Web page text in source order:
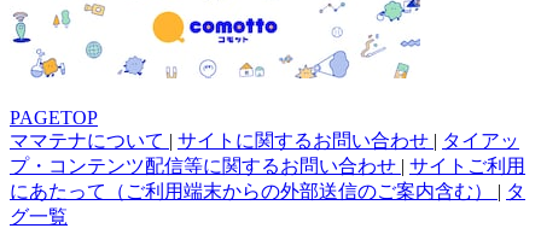
PAGETOP
ママテナについて | サイトに関するお問い合わせ | タイアッ
プ・コンテンツ配信等に関するお問い合わせ | サイトご利用
にあたって（ご利用端末からの外部送信のご案内含む） | タ
グ一覧